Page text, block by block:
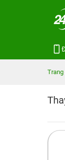
Trang